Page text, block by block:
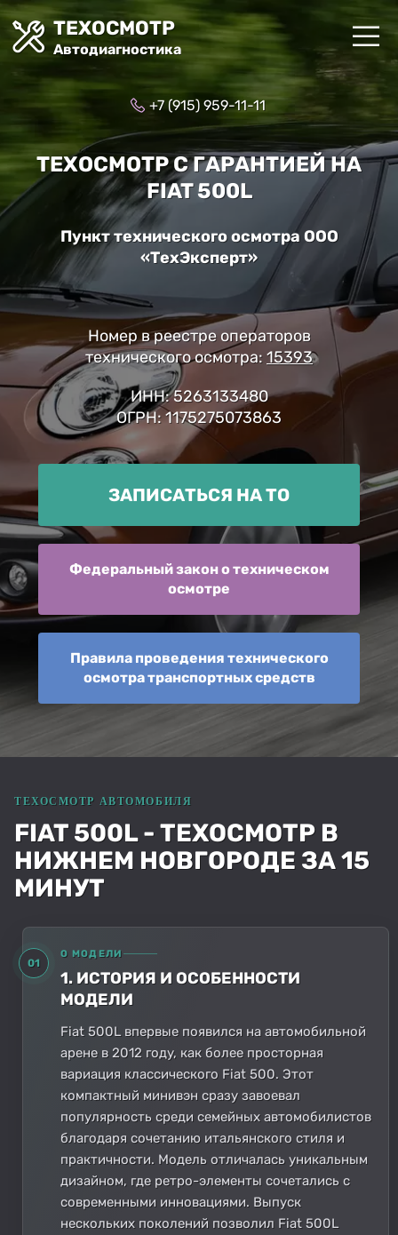
ТЕХОСМОТР
Автодиагностика
+7 (915) 959-11-11
ТЕХОСМОТР С ГАРАНТИЕЙ НА
FIAT 500L
Пункт технического осмотра ООО
«ТехЭксперт»
Номер в реестре операторов
технического осмотра: 15393
ИНН: 5263133480
ОГРН: 1175275073863
ЗАПИСАТЬСЯ НА ТО
Федеральный закон о техническом
осмотре
Правила проведения технического
осмотра транспортных средств
FIAT 500L - ТЕХОСМОТР В
НИЖНЕМ НОВГОРОДЕ ЗА 15
МИНУТ
01
О МОДЕЛИ
1. ИСТОРИЯ И ОСОБЕННОСТИ
МОДЕЛИ
Fiat 500L впервые появился на автомобильной
арене в 2012 году, как более просторная
вариация классического Fiat 500. Этот
компактный минивэн сразу завоевал
популярность среди семейных автомобилистов
благодаря сочетанию итальянского стиля и
практичности. Модель отличалась уникальным
дизайном, где ретро-элементы сочетались с
современными инновациями. Выпуск
нескольких поколений позволил Fiat 500L